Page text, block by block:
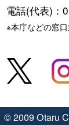
電話(代表)：
※本庁などの窓
© 2009 Otaru